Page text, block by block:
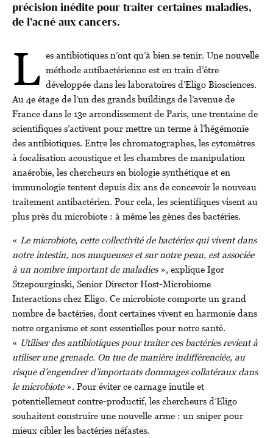
précision inédite pour traiter certaines maladies,
de l’acné aux cancers.
L es antibiotiques n’ont qu’à bien se tenir. Une nouvelle
méthode antibactérienne est en train d’être
développée dans les laboratoires d’Eligo Biosciences.
Au 4e étage de l’un des grands buildings de l’avenue de
France dans le 13e arrondissement de Paris, une trentaine de
scientifiques s’activent pour mettre un terme à l’hégémonie
des antibiotiques. Entre les chromatographes, les cytomètres
à focalisation acoustique et les chambres de manipulation
anaérobie, les chercheurs en biologie synthétique et en
immunologie tentent depuis dix ans de concevoir le nouveau
traitement antibactérien. Pour cela, les scientifiques visent au
plus près du microbiote : à même les gènes des bactéries.
« Le microbiote, cette collectivité de bactéries qui vivent dans
notre intestin, nos muqueuses et sur notre peau, est associée
à un nombre important de maladies», explique Igor
Stzepourginski, Senior Director Host-Microbiome
Interactions chez Eligo. Ce microbiote comporte un grand
nombre de bactéries, dont certaines vivent en harmonie dans
notre organisme et sont essentielles pour notre santé.
« Utiliser des antibiotiques pour traiter ces bactéries revient à
utiliser une grenade. On tue de manière indifférenciée, au
risque d’engendrer d’importants dommages collatéraux dans
le microbiote». Pour éviter ce carnage inutile et
potentiellement contre-productif, les chercheurs d’Eligo
souhaitent construire une nouvelle arme : un sniper pour
mieux cibler les bactéries néfastes.